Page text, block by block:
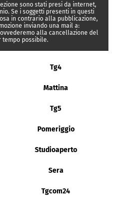
sono stati presi da internet,
Se i soggetti presenti in questi
in contrario alla pubblicazione,
inviando una mail a:
alla cancellazione del
tempo possibile.
Tg4
Mattina
Tg5
Pomeriggio
Studioaperto
Sera
Tgcom24